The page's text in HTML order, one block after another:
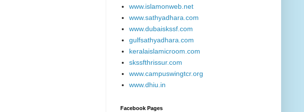
www.islamonweb.net
www.sathyadhara.com
www.dubaiskssf.com
gulfsathyadhara.com
keralaislamicroom.com
skssfthrissur.com
www.campuswingtcr.org
www.dhiu.in
Facebook Pages